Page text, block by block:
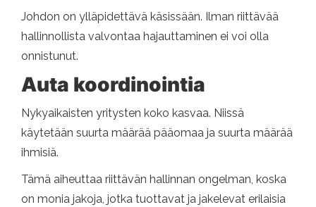
Johdon on ylläpidettävä käsissään. Ilman riittävää
hallinnollista valvontaa hajauttaminen ei voi olla
onnistunut.
Auta koordinointia
Nykyaikaisten yritysten koko kasvaa. Niissä
käytetään suurta määrää pääomaa ja suurta määrää
ihmisiä.
Tämä aiheuttaa riittävän hallinnan ongelman, koska
on monia jakoja, jotka tuottavat ja jakelevat erilaisia ​​